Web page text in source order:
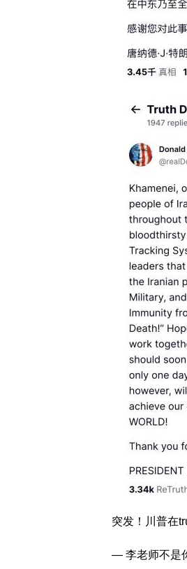
突发！川普在
— 李老师不是